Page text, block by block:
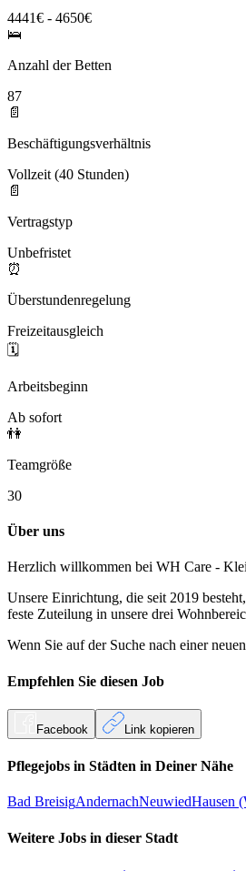
4441€ - 4650€
🛌
Anzahl der Betten
87
📄
Beschäftigungsverhältnis
Vollzeit (40 Stunden)
📄
Vertragstyp
Unbefristet
⏰
Überstundenregelung
Freizeitausgleich
🗓️
Arbeitsbeginn
Ab sofort
👫
Teamgröße
30
Über uns
Herzlich willkommen bei WH Care -
Unsere Einrichtung, die seit 2019
feste Zuteilung in unsere drei
Wenn Sie auf der Suche nach einer
Empfehlen Sie diesen Job
Facebook Link kopieren
Pflegejobs in Städten in Deiner Nähe
Bad BreisigAndernachNeuwiedHausen
Weitere Jobs in dieser Stadt